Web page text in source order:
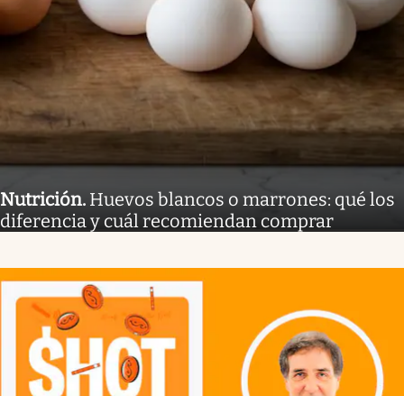
Nutrición. Huevos blancos o marrones: qué los
diferencia y cuál recomiendan comprar